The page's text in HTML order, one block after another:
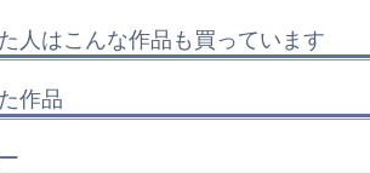
人はこんな作品も買っています
作品